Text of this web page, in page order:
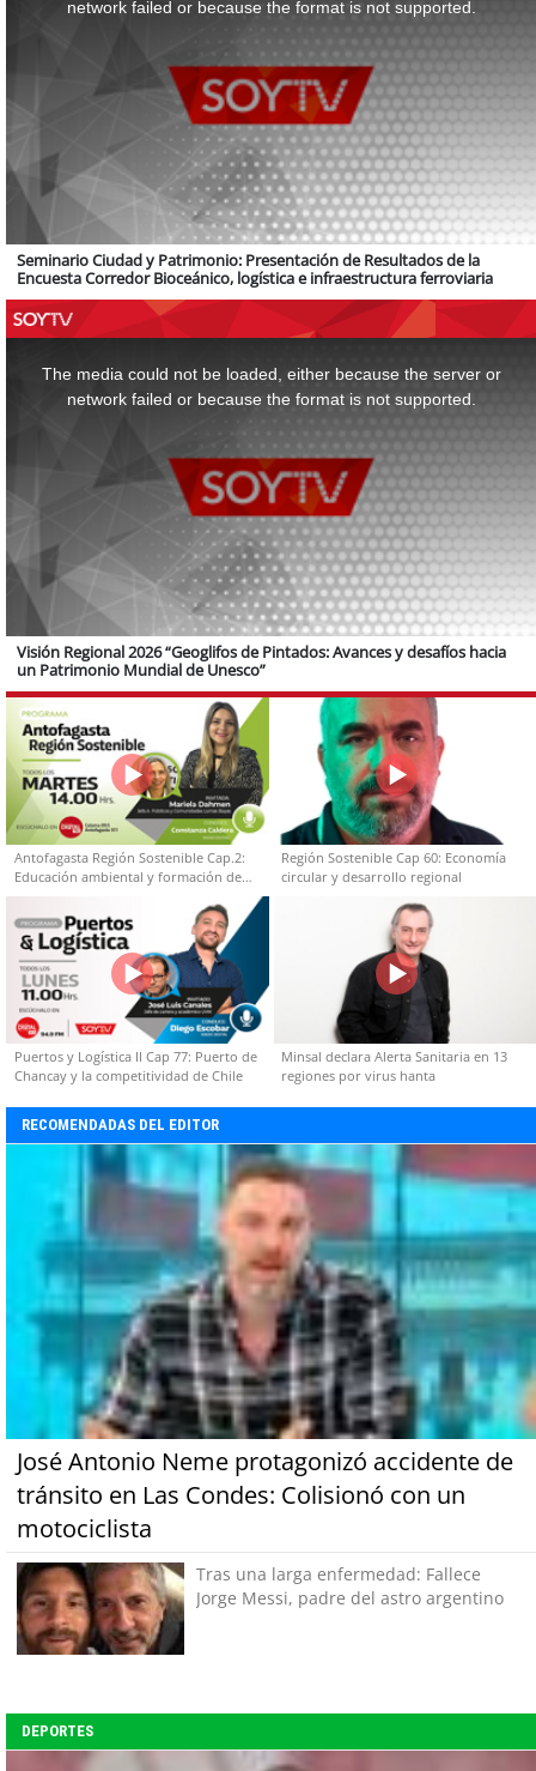
network failed or because the format is not supported.
Seminario Ciudad y Patrimonio: Presentación de Resultados de la
Encuesta Corredor Bioceánico, logística e infraestructura ferroviaria
The media could not be loaded, either because the server or
network failed or because the format is not supported.
Visión Regional 2026 “Geoglifos de Pintados: Avances y desafíos hacia
un Patrimonio Mundial de Unesco”
Antofagasta Región Sostenible Cap.2:
Educación ambiental y formación de
capacidades técnicas
Región Sostenible Cap 60: Economía
circular y desarrollo regional
Puertos y Logística II Cap 77: Puerto de
Chancay y la competitividad de Chile
Minsal declara Alerta Sanitaria en 13
regiones por virus hanta
RECOMENDADAS DEL EDITOR
José Antonio Neme protagonizó accidente de
tránsito en Las Condes: Colisionó con un
motociclista
Tras una larga enfermedad: Fallece
Jorge Messi, padre del astro argentino
DEPORTES